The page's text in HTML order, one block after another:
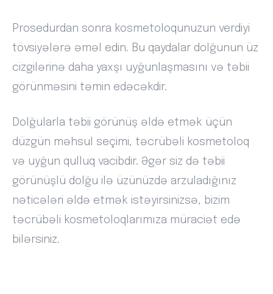
Prosedurdan sonra kosmetoloqunuzun verdiyi
tövsiyələrə əməl edin. Bu qaydalar dolğunun üz
cizgilərinə daha yaxşı uyğunlaşmasını və təbii
görünməsini təmin edəcəkdir.
Dolğularla təbii görünüş əldə etmək üçün
düzgün məhsul seçimi, təcrübəli kosmetoloq
və uyğun qulluq vacibdir. Əgər siz də təbii
görünüşlü dolğu ilə üzünüzdə arzuladığınız
nəticələri əldə etmək istəyirsinizsə, bizim
təcrübəli kosmetoloqlarımıza müraciət edə
bilərsiniz.